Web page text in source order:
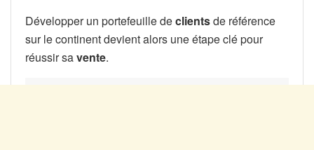
Développer un portefeuille declientsde référence
sur le continent devient alors une étape clé pour
réussir savente.